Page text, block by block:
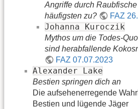
Angriffe durch
häufigsten zu?
FAZ
Johanna Kuroczik
Mythos um die Todes-
sind herabfallende
FAZ 07.07.2023
Alexander Lake
Bestien springen dich an
Die aufsehenerregende
Bestien und lügende Jäger